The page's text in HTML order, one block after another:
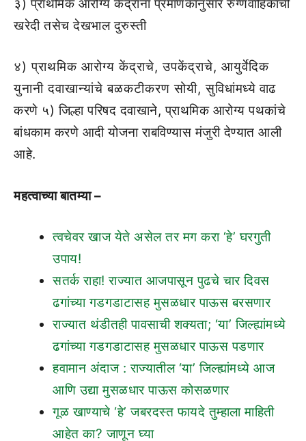
३) प्राथमिक आरोग्य केंद्रांना प्रमाणकानुसार रुग्णवाहिकांची
खरेदी तसेच देखभाल दुरुस्ती
४) प्राथमिक आरोग्य केंद्राचे, उपकेंद्राचे, आयुर्वेदिक
युनानी दवाखान्यांचे बळकटीकरण सोयी, सुविधांमध्ये वाढ
करणे ५) जिल्हा परिषद दवाखाने, प्राथमिक आरोग्य पथकांचे
बांधकाम करणे आदी योजना राबविण्यास मंजुरी देण्यात आली
आहे.
महत्वाच्या बातम्या –
त्वचेवर खाज येते असेल तर मग करा ‘हे’ घरगुती
उपाय!
सतर्क राहा! राज्यात आजपासून पुढचे चार दिवस
ढगांच्या गडगडाटासह मुसळधार पाऊस बरसणार
राज्यात थंडीतही पावसाची शक्यता; ‘या’ जिल्ह्यांमध्ये
ढगांच्या गडगडाटासह मुसळधार पाऊस पडणार
हवामान अंदाज : राज्यातील ‘या’ जिल्ह्यांमध्ये आज
आणि उद्या मुसळधार पाऊस कोसळणार
गूळ खाण्याचे ‘हे’ जबरदस्त फायदे तुम्हाला माहिती
आहेत का? जाणून घ्या